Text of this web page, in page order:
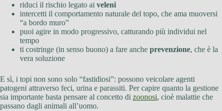
riduci il rischio legato ai veleni
intercetti il comportamento naturale del topo, che ama muoversi
“a bordo muro”
puoi agire in modo progressivo, catturando più individui nel
tempo
ti costringe (in senso buono) a fare anche prevenzione, che è la
vera soluzione
E sì, i topi non sono solo “fastidiosi”: possono veicolare agenti
patogeni attraverso feci, urina e parassiti. Per capire quanto la gestione
sia importante basta pensare al concetto di zoonosi, cioè malattie che
passano dagli animali all’uomo.